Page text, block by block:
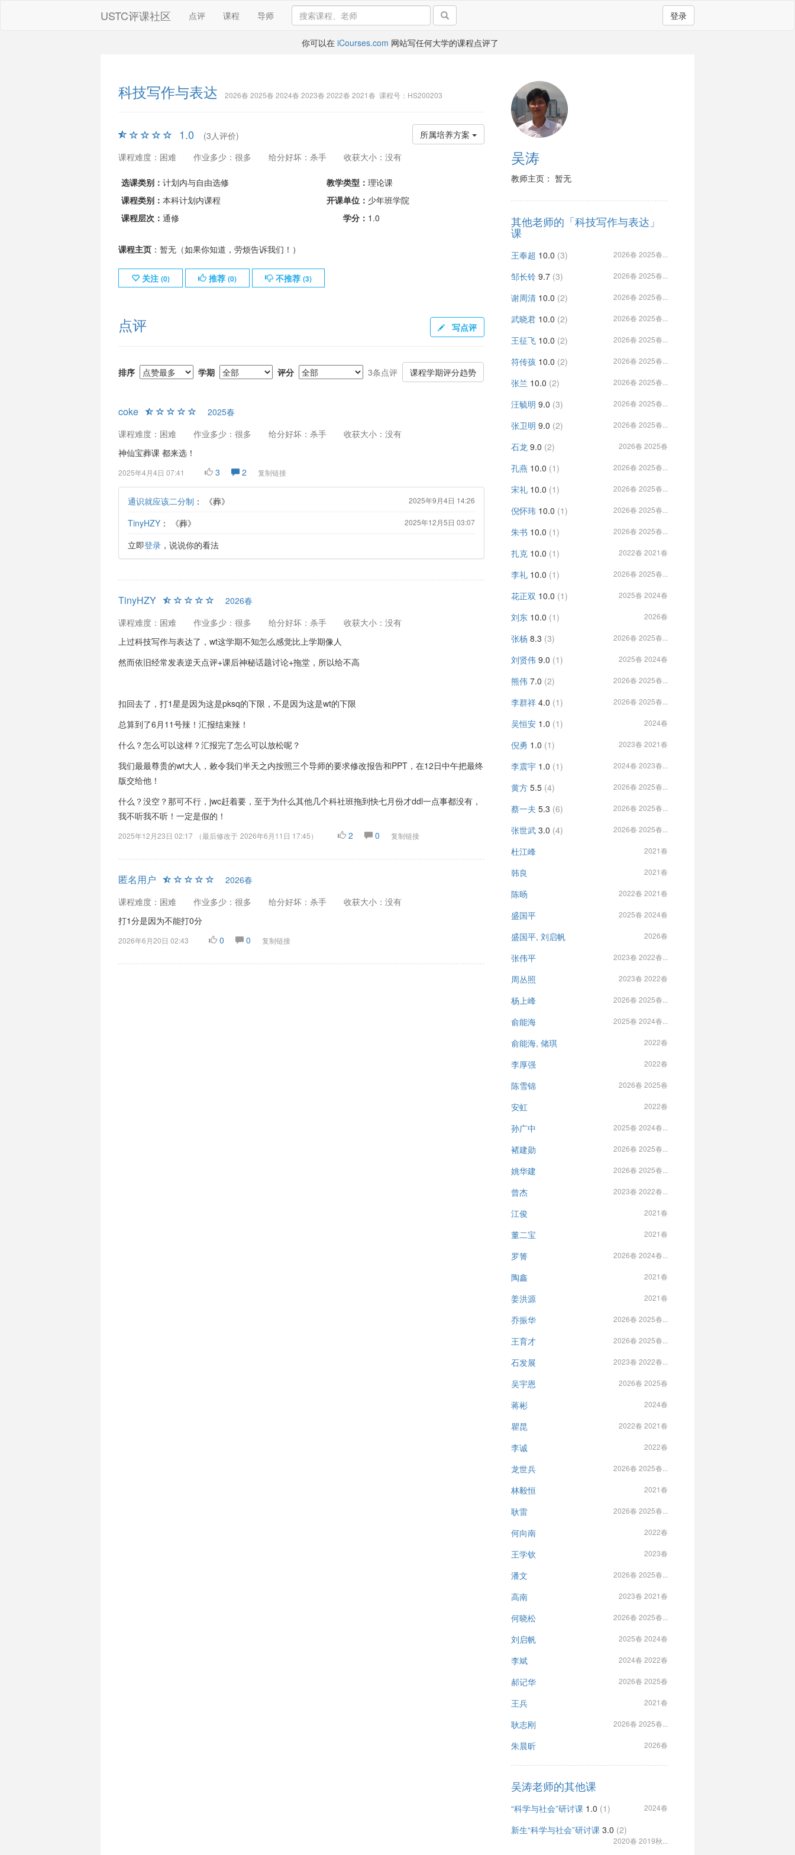
USTC评课社区 点评 课程 导师 登录
你可以在 iCourses.com 网站写任何大学的课程点评了
科技写作与表达 2026春 2025春 2024春 2023春 2022春 2021春 课程号：HS200203
所属培养方案
1.0
(3人评价)
课程难度：困难
作业多少：很多 给分好坏：杀手 收获大小：没有
选课类别： 计划内与自由选修 教学类型： 理论课
课程类别： 本科计划内课程 开课单位： 少年班学院
课程层次： 通修 学分： 1.0
课程主页：暂无（如果你知道，劳烦告诉我们！）
关注 (0) 推荐 (0) 不推荐 (3)
点评 写点评
排序 学期 评分 3条点评 课程学期评分趋势
coke
2025春
课程难度：困难
作业多少：很多 给分好坏：杀手
收获大小：没有
神仙宝葬课 都来选！
2025年4月4日 07:41 3 2 复制链接
通识就应该二分制 ： 《葬》 2025年9月4日 14:26
TinyHZY： 《葬》 2025年12月5日 03:07
立即登录，说说你的看法
TinyHZY
2026春
课程难度：困难
作业多少：很多 给分好坏：杀手
收获大小：没有
上过科技写作与表达了，wt这学期不知怎么感觉比上学期像人
然而依旧经常发表逆天点评+课后神秘话题讨论+拖堂，所以给不高
扣回去了，打1星是因为这是pksq的下限，不是因为这是wt的下限
总算到了6月11号辣！汇报结束辣！
什么？怎么可以这样？汇报完了怎么可以放松呢？
我们最最尊贵的wt大人，敕令我们半天之内按照三个导师的要求修改报告和PPT，在12日中午把最终
版交给他！
什么？没空？那可不行，jwc赶着要，至于为什么其他几个科社班拖到快七月份才ddl一点事都没有，
我不听我不听！一定是假的！
2025年12月23日 02:17 （最后修改于 2026年6月11日 17:45） 2 0 复制链接
匿名用户
2026春
课程难度：困难
作业多少：很多 给分好坏：杀手
收获大小：没有
打1分是因为不能打0分
2026年6月20日 02:43 0 0 复制链接
吴涛
教师主页： 暂无
其他老师的「科技写作与表达」
课
王奉超 10.0 (3) 2026春 2025春...
邹长铃 9.7 (3) 2026春 2025春...
谢周清 10.0 (2) 2026春 2025春...
武晓君 10.0 (2) 2026春 2025春...
王征飞 10.0 (2) 2026春 2025春...
符传孩 10.0 (2) 2026春 2025春...
张兰 10.0 (2) 2026春 2025春...
汪毓明 9.0 (3) 2026春 2025春...
张卫明 9.0 (2) 2026春 2025春...
石龙 9.0 (2) 2026春 2025春
孔燕 10.0 (1) 2026春 2025春...
宋礼 10.0 (1) 2026春 2025春...
倪怀玮 10.0 (1) 2026春 2025春...
朱书 10.0 (1) 2026春 2025春...
扎克 10.0 (1) 2022春 2021春
李礼 10.0 (1) 2026春 2025春...
花正双 10.0 (1) 2025春 2024春
刘东 10.0 (1) 2026春
张杨 8.3 (3) 2026春 2025春...
刘贤伟 9.0 (1) 2025春 2024春
熊伟 7.0 (2) 2026春 2025春...
李群祥 4.0 (1) 2026春 2025春...
吴恒安 1.0 (1) 2024春
倪勇 1.0 (1) 2023春 2021春
李震宇 1.0 (1) 2024春 2023春...
黄方 5.5 (4) 2026春 2025春...
蔡一夫 5.3 (6) 2026春 2025春...
张世武 3.0 (4) 2026春 2025春...
杜江峰 2021春
韩良 2021春
陈旸 2022春 2021春
盛国平 2025春 2024春
盛国平, 刘启帆 2026春
张伟平 2023春 2022春...
周丛照 2023春 2022春
杨上峰 2026春 2025春...
俞能海 2025春 2024春...
俞能海, 储琪 2022春
李厚强 2022春
陈雪锦 2026春 2025春
安虹 2022春
孙广中 2025春 2024春...
褚建勋 2026春 2025春...
姚华建 2026春 2025春...
曾杰 2023春 2022春...
江俊 2021春
董二宝 2021春
罗箐 2026春 2024春...
陶鑫 2021春
姜洪源 2021春
乔振华 2026春 2025春...
王育才 2026春 2025春...
石发展 2023春 2022春...
吴宇恩 2026春 2025春
蒋彬 2024春
瞿昆 2022春 2021春
李诚 2022春
龙世兵 2026春 2025春...
林毅恒 2021春
耿雷 2026春 2025春...
何向南 2022春
王学钦 2023春
潘文 2026春 2025春...
高南 2023春 2021春
何晓松 2026春 2025春...
刘启帆 2025春 2024春
李斌 2024春 2022春
郝记华 2026春 2025春
王兵 2021春
耿志刚 2026春 2025春...
朱晨昕 2026春
吴涛老师的其他课
“科学与社会”研讨课 1.0 (1) 2024春
新生“科学与社会”研讨课 3.0 (2)
2020春 2019秋...